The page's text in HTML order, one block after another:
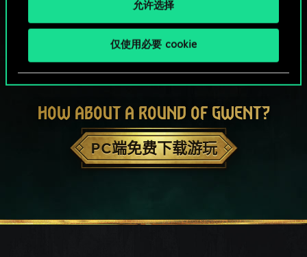
允许选择
仅使用必要 cookie
HOW ABOUT A ROUND OF GWENT?
PC端免费下载游玩